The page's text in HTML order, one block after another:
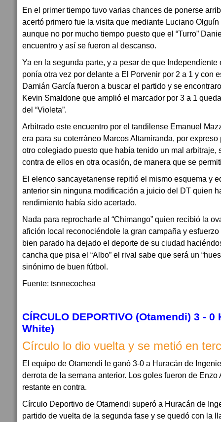
En el primer tiempo tuvo varias chances de ponerse
acertó primero fue la visita que mediante Luciano
aunque no por mucho tiempo puesto que el “Turro”
encuentro y así se fueron al descanso.
Ya en la segunda parte, y a pesar de que
ponía otra vez por delante a El Porvenir por 2 a 1 y con
Damián García fueron a buscar el partido y se
Kevin Smaldone que amplió el marcador por 3 a 1
del “Violeta”.
Arbitrado este encuentro por el tandilense Emanuel
era para su coterráneo Marcos Altamiranda, por
otro colegiado puesto que había tenido un mal arbitraje,
contra de ellos en otra ocasión, de manera que se
El elenco sancayetanense repitió el mismo esquema y
anterior sin ninguna modificación a juicio del DT quien
rendimiento había sido acertado.
Nada para reprocharle al “Chimango” quien recibió la
afición local reconociéndole la gran campaña y
bien parado ha dejado el deporte de su ciudad
cancha que pisa el “Albo” el rival sabe que será un
sinónimo de buen fútbol.
Fuente: tsnnecochea
CÍRCULO DEPORTIVO (Otamendi) 3 - 0
White)
Círculo lo dio vuelta y se metió en
El equipo de Otamendi le ganó 3-0 a Huracán de
derrota de la semana anterior. Los goles fueron de Enzo
restante en contra.
Círculo Deportivo de Otamendi superó a Huracán de
partido de vuelta de la segunda fase y se quedó con la